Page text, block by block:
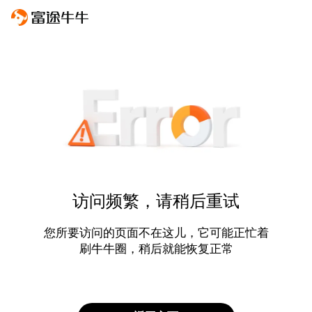
访问频繁，请稍后重试
您所要访问的页面不在这儿，它可能正忙着
刷牛牛圈，稍后就能恢复正常